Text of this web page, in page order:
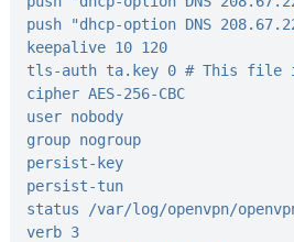
push "dhcp-option DNS
keepalive 10 120
tls-auth ta.key 0 # This file
cipher AES-256-CBC
user nobody
group nogroup
persist-key
persist-tun
status /var/log/openvpn/
verb 3